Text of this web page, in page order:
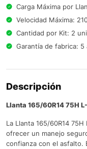
Carga Máxima por
Velocidad Máxima:
Cantidad por Kit: 2
Garantía de fabrica: 5
Descripción
Llanta 165/60R14 75H
La Llanta 165/60R14
ofrecer un manejo
confianza con el asfalto.